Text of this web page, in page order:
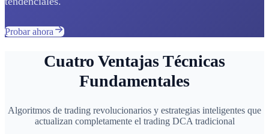
Probar ahora
Cuatro Ventajas Técnicas
Fundamentales
Algoritmos de trading revolucionarios y estrategias inteligentes que
actualizan completamente el trading DCA tradicional